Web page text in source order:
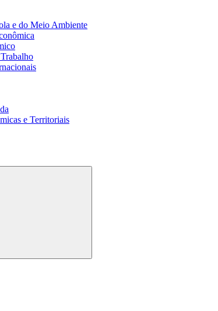
e do Meio Ambiente
e Territoriais
Buscar